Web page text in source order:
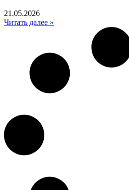
21.05.2026
Читать далее »